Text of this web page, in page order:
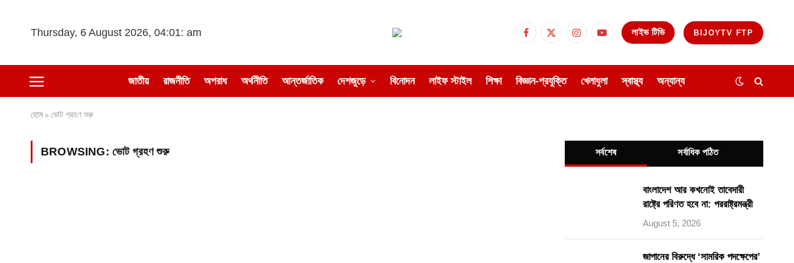
Thursday, 6 August 2026, 04:01: am Facebook
X
InstagramYouTube
লাইভ টিভি BIJOYTV FTP
জাতীয় রাজনীতি অপরাধ অর্থনীতি আন্তর্জাতিক দেশজুড়ে বিনোদন লাইফ স্টাইল শিক্ষা বিজ্ঞান-প্রযুক্তি খেলাধুলা স্বাস্থ্য অন্যান্য
হোম » ভোট গ্রহণ শুরু
BROWSING: ভোট গ্রহণ শুরু সর্বশেষ সর্বাধিক পঠিত
বাংলাদেশ আর কখনোই তাবেদারী
রাষ্ট্রে পরিণত হবে না: পররাষ্ট্রমন্ত্রী
August 5, 2026
জাপানের বিরুদ্ধে ‘সামরিক পদক্ষেপের’